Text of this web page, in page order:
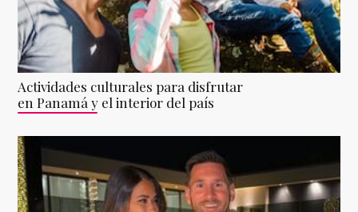
Actividades culturales para disfrutar
en Panamá y el interior del país